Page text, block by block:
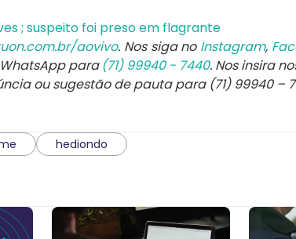
; suspeito foi preso em flagrante
aovivo. Nos siga no Instagram,
para (71) 99940 - 7440. Nos insira
ou sugestão de pauta para (71) 99940 –
hediondo